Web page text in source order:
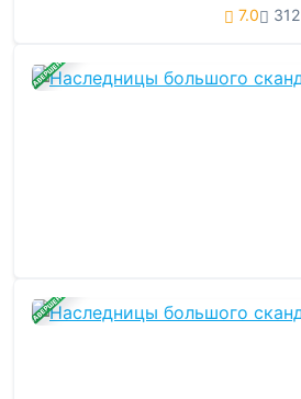
7.0 312
ЗАВЕРШЕНА
ЗАВЕРШЕНА